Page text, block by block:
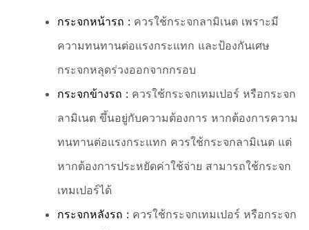
กระจกหน้ารถ : ควรใช้กระจกลามิเนต เพราะมี
ความทนทานต่อแรงกระแทก และป้องกันเศษ
กระจกหลุดร่วงออกจากกรอบ
กระจกข้างรถ : ควรใช้กระจกเทมเปอร์ หรือกระจก
ลามิเนต ขึ้นอยู่กับความต้องการ หากต้องการความ
ทนทานต่อแรงกระแทก ควรใช้กระจกลามิเนต แต่
หากต้องการประหยัดค่าใช้จ่าย สามารถใช้กระจก
เทมเปอร์ได้
กระจกหลังรถ : ควรใช้กระจกเทมเปอร์ หรือกระจก